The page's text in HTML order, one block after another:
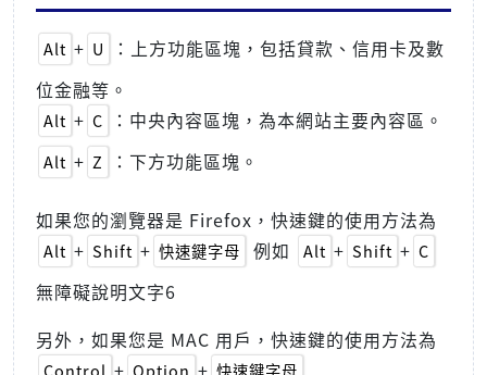
Alt + U
：上方功能區塊，包括貸款、信用卡及數
位金融等。
Alt + C ：中央內容區塊，為本網站主要內容區。
Alt + Z ：下方功能區塊。
如果您的瀏覽器是 Firefox，快速鍵的使用方法為
Alt + Shift + 快速鍵字母 例如 Alt + Shift + C
無障礙說明文字6
另外，如果您是 MAC 用戶，快速鍵的使用方法為
Control + Option + 快速鍵字母